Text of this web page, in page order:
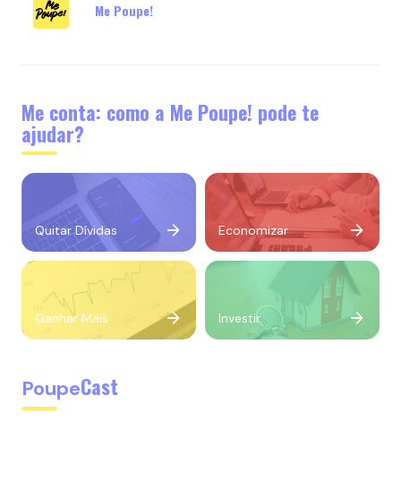
Me Poupe!
Me conta: como a Me Poupe! pode te
ajudar?
Quitar Dívidas Economizar
Ganhar Mais Investir
PoupeCast